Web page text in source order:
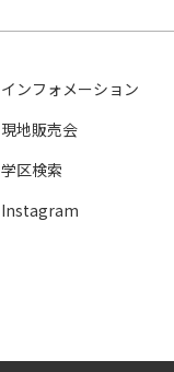
インフォメーション
現地販売会
学区検索
Instagram